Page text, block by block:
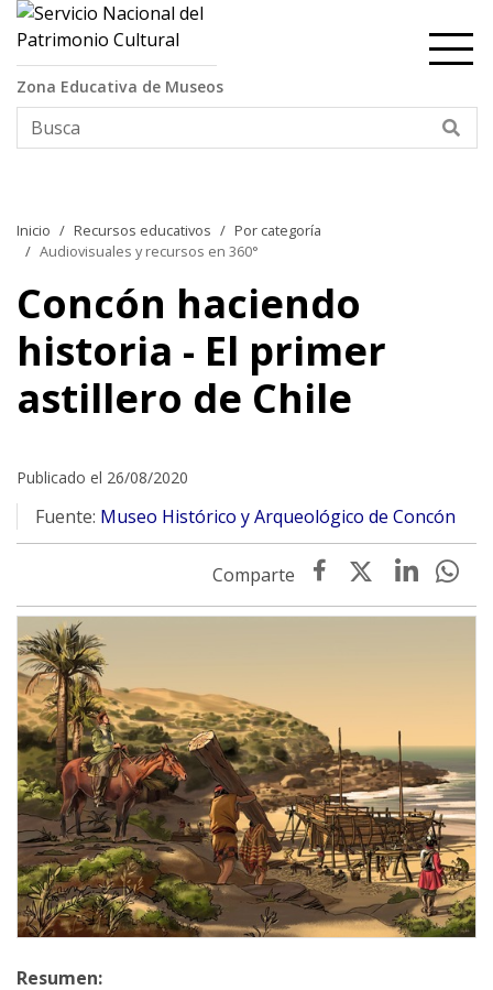
Contenido principal
Zona Educativa de Museos
Inicio Recursos educativos
Por categoría
Audiovisuales y recursos en 360°
Concón haciendo
historia - El primer
astillero de Chile
Publicado el 26/08/2020
Fuente: Museo Histórico y Arqueológico de Concón